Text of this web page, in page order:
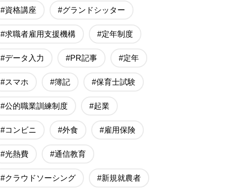
#資格講座 #グランドシッター
#求職者雇用支援機構 #定年制度
#データ入力 #PR記事 #定年
#スマホ #簿記 #保育士試験
#公的職業訓練制度 #起業
#コンビニ #外食 #雇用保険
#光熱費 #通信教育
#クラウドソーシング #新規就農者